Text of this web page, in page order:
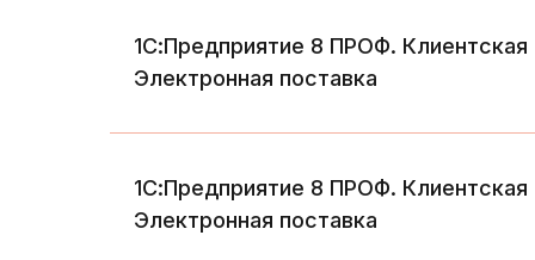
1С:Предприятие 8 ПРОФ.
Электронная поставка
1С:Предприятие 8 ПРОФ.
Электронная поставка